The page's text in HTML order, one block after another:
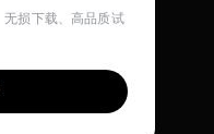
损下载、高品质试